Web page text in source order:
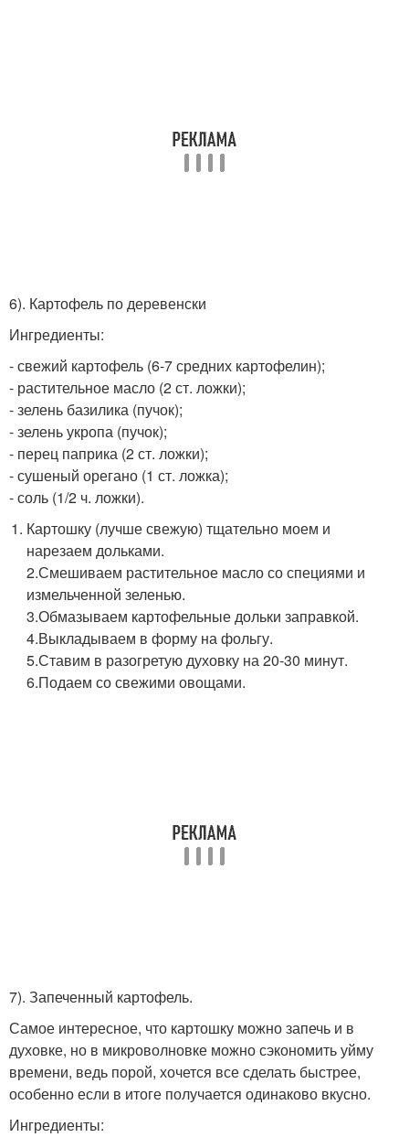
6). Картофель по деревенски
Ингредиенты:
- свежий картофель (6-7 средних картофелин);
- растительное масло (2 ст. ложки);
- зелень базилика (пучок);
- зелень укропа (пучок);
- перец паприка (2 ст. ложки);
- сушеный орегано (1 ст. ложка);
- соль (1/2 ч. ложки).
Картошку (лучше свежую) тщательно моем и
нарезаем дольками.
2.Смешиваем растительное масло со специями и
измельченной зеленью.
3.Обмазываем картофельные дольки заправкой.
4.Выкладываем в форму на фольгу.
5.Ставим в разогретую духовку на 20-30 минут.
6.Подаем со свежими овощами.
7). Запеченный картофель.
Самое интересное, что картошку можно запечь и в
духовке, но в микроволновке можно сэкономить уйму
времени, ведь порой, хочется все сделать быстрее,
особенно если в итоге получается одинаково вкусно.
Ингредиенты: